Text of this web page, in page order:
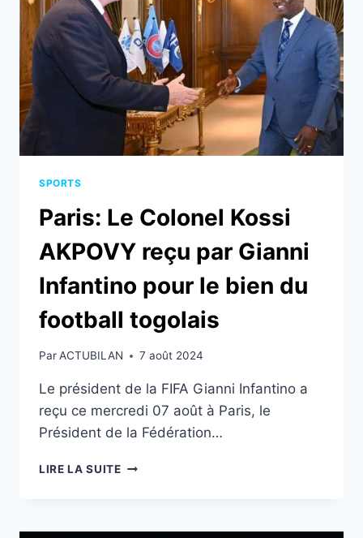
BONNE
NOUVELLE
POUR
LES
DEMANDEURS
DE
VISAS!
SPORTS
Paris: Le Colonel Kossi
AKPOVY reçu par Gianni
Infantino pour le bien du
football togolais
ParACTUBILAN 7 août 2024
Le président de la FIFA Gianni Infantino a
reçu ce mercredi 07 août à Paris, le
Président de la Fédération…
LIRE LA SUITEPARIS:
AKPOVY